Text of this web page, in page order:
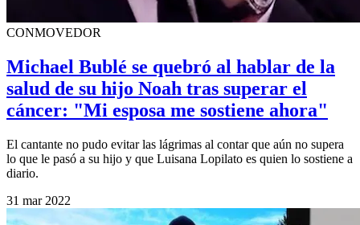
CONMOVEDOR
Michael Bublé se quebró al hablar de la
salud de su hijo Noah tras superar el
cáncer: "Mi esposa me sostiene ahora"
El cantante no pudo evitar las lágrimas al contar que aún no supera
lo que le pasó a su hijo y que Luisana Lopilato es quien lo sostiene a
diario.
31 mar 2022